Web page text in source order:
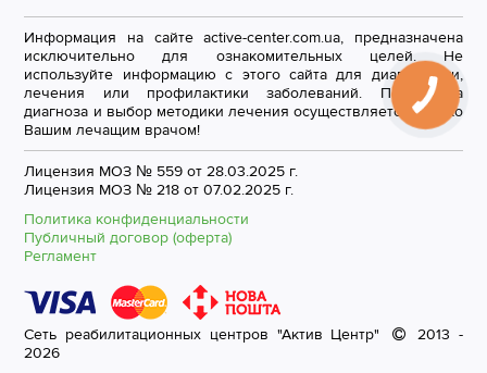
Лицензия МОЗ № 559 от 28.03.2025 г.
Лицензия МОЗ № 218 от 07.02.2025 г.
Политика конфиденциальности
Публичный договор (оферта)
Регламент
Сеть реабилитационных центров "Актив Центр"
2013 -
2026
Информация на сайте active-center.com.ua, предназначена
исключительно для ознакомительных целей. Не
используйте информацию с этого сайта для диагностики,
лечения или профилактики заболеваний. Постановка
диагноза и выбор методики лечения осуществляется только
Вашим лечащим врачом!